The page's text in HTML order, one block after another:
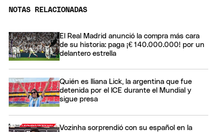
NOTAS RELACIONADAS
El Real Madrid anunció la compra más cara
de su historia: paga ¡€ 140.000.000! por un
delantero estrella
Quién es Iliana Lick, la argentina que fue
detenida por el ICE durante el Mundial y
sigue presa
Vozinha sorprendió con su español en la